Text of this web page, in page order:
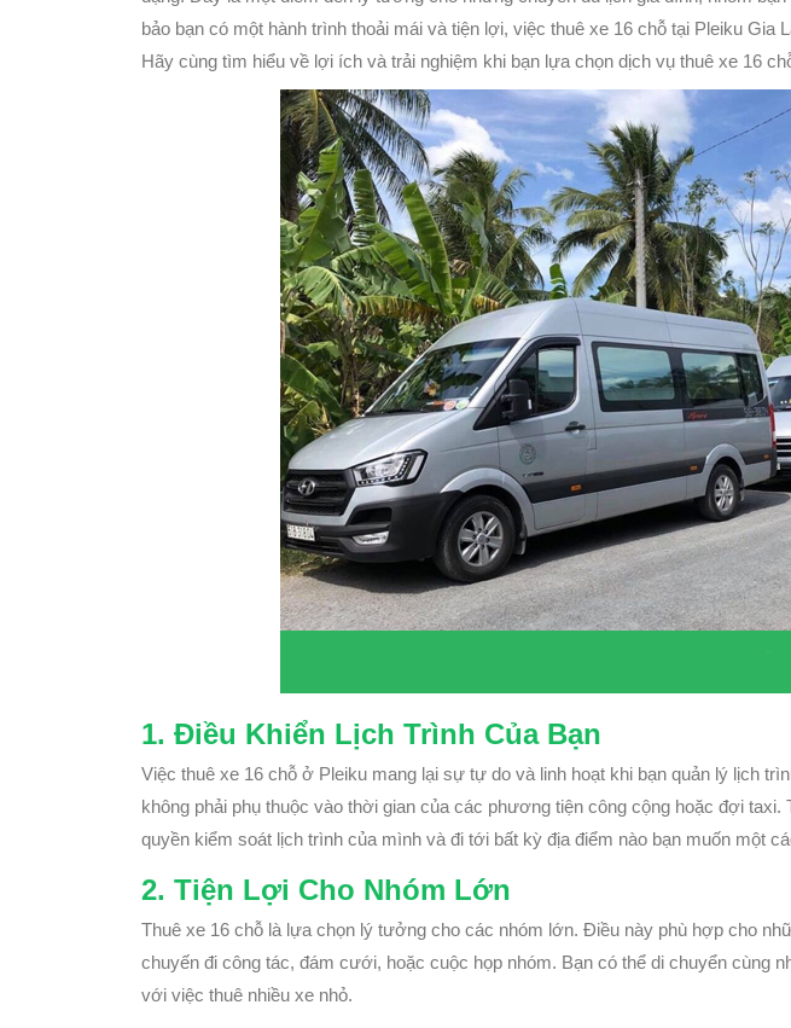
bảo bạn có một hành trình thoải mái và tiện lợi, việc thuê xe 16 chỗ tại Pleiku Gia
Hãy cùng tìm hiểu về lợi ích và trải nghiệm khi bạn lựa chọn dịch vụ thuê xe 16
1. Điều Khiển Lịch Trình Của Bạn
Việc thuê xe 16 chỗ ở Pleiku mang lại sự tự do và linh hoạt khi bạn quản lý lịch
không phải phụ thuộc vào thời gian của các phương tiện công cộng hoặc đợi taxi.
quyền kiểm soát lịch trình của mình và đi tới bất kỳ địa điểm nào bạn muốn một
2. Tiện Lợi Cho Nhóm Lớn
Thuê xe 16 chỗ là lựa chọn lý tưởng cho các nhóm lớn. Điều này phù hợp cho
chuyến đi công tác, đám cưới, hoặc cuộc họp nhóm. Bạn có thể di chuyển cùng
với việc thuê nhiều xe nhỏ.